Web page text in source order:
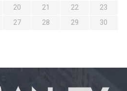
20 21 22
23
27 28 29
30